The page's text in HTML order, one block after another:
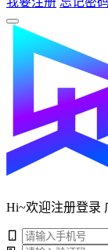
Hi~欢迎注册登录